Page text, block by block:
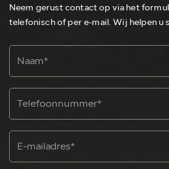
Neem gerust contact op via het
telefonisch of per e-mail. Wij helpen u